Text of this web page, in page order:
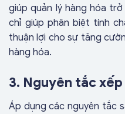
giúp quản lý hàng hóa trở
chỉ giúp phân biệt tính
thuận lợi cho sự tăng
hàng hóa.
3. Nguyên tắc
Áp dụng các nguyên tắc